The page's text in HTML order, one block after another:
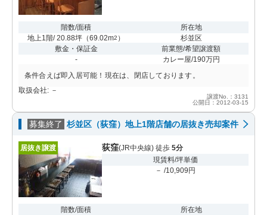
階数/面積
地上1階/ 20.88坪 （69.02m2 ）
所在地
杉並区
敷金・保証金
-
前業態/希望譲渡額
カレー屋/190万円
条件合えば即入居可能！現在は、閉店しております。
取扱会社: －
譲渡No.：3131
公開日：2012-03-15
募集終了 杉並区（荻窪）地上1階店舗の居抜き売却案件
居抜き譲渡 荻窪(JR中央線) 徒歩 5分
現賃料/坪単価
－ /10,909円
階数/面積
所在地